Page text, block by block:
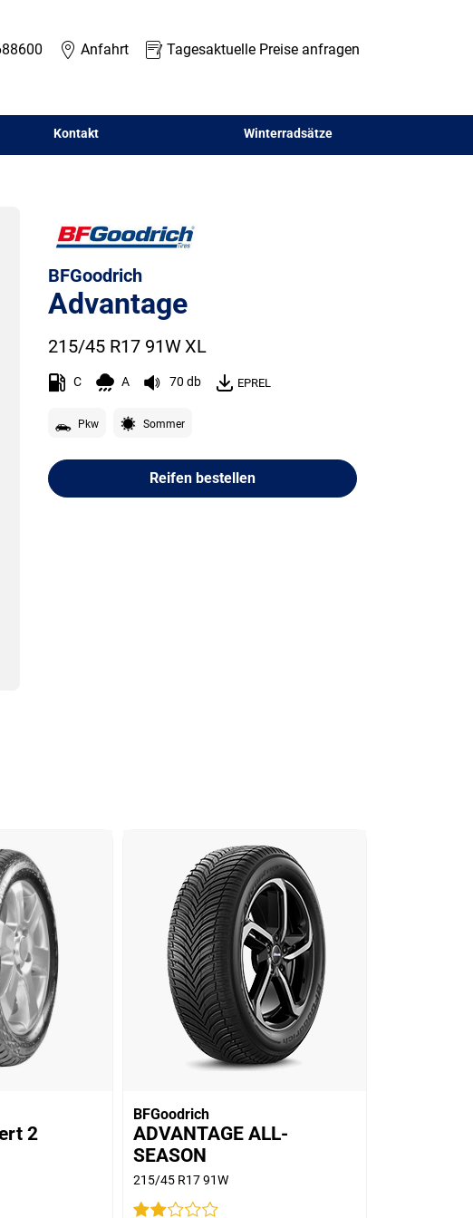
Anfahrt Tagesaktuelle Preise anfragen
Kontakt Winterradsätze
BFGoodrich
Advantage
215/45 R17 91W XL
C A 70 db EPREL
Pkw Sommer
Reifen bestellen
2
BFGoodrich
ADVANTAGE ALL-
SEASON
215/45 R17 91W